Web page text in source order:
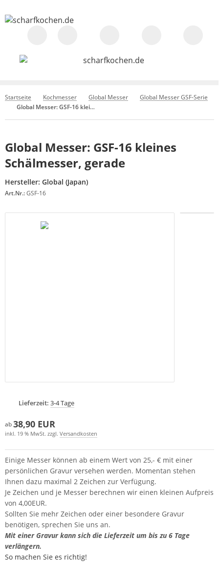
Startseite Kochmesser Global Messer
Global Messer GSF-Serie
Global Messer: GSF-16 kleines Schälmesser, gerade
Global Messer: GSF-16 kleines
Schälmesser, gerade
Hersteller: Global (Japan)
Art.Nr.:GSF-16
Lieferzeit: 3-4 Tage
ab38,90 EUR
inkl. 19 % MwSt. zzgl. Versandkosten
Einige Messer können ab einem Wert von 25,- € mit einer
persönlichen Gravur versehen werden. Momentan stehen
Ihnen dazu maximal 2 Zeichen zur Verfügung.
Je Zeichen und je Messer berechnen wir einen kleinen Aufpreis
von 4,00EUR.
Sollten Sie mehr Zeichen oder einer besondere Gravur
benötigen, sprechen Sie uns an.
Mit einer Gravur kann sich die Lieferzeit um bis zu 6 Tage
verlängern.
So machen Sie es richtig!